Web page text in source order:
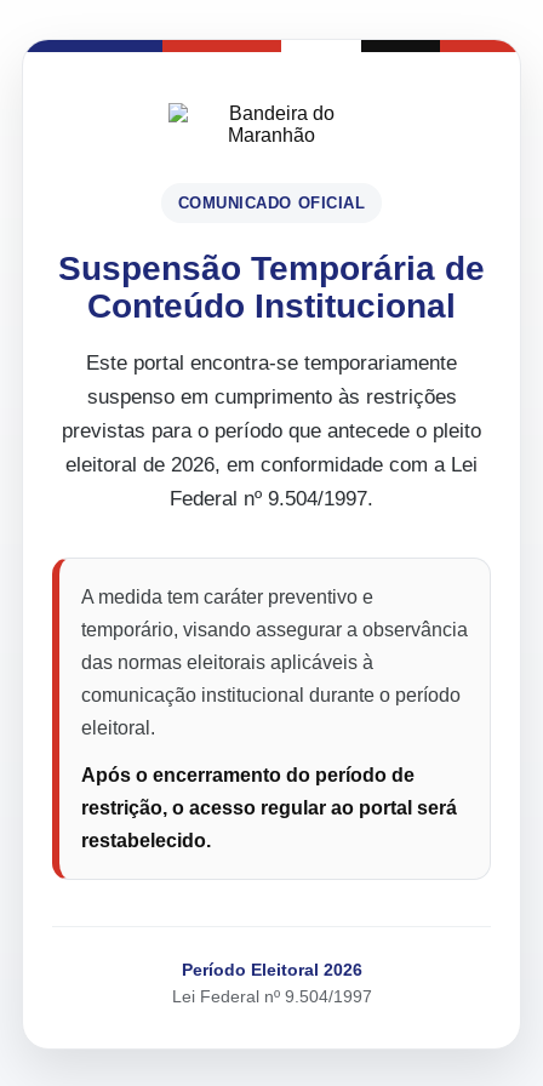
COMUNICADO OFICIAL
Suspensão Temporária de
Conteúdo Institucional
Este portal encontra-se temporariamente
suspenso em cumprimento às restrições
previstas para o período que antecede o pleito
eleitoral de 2026, em conformidade com a Lei
Federal nº 9.504/1997.
A medida tem caráter preventivo e
temporário, visando assegurar a observância
das normas eleitorais aplicáveis à
comunicação institucional durante o período
eleitoral.
Após o encerramento do período de
restrição, o acesso regular ao portal será
restabelecido.
Período Eleitoral 2026
Lei Federal nº 9.504/1997